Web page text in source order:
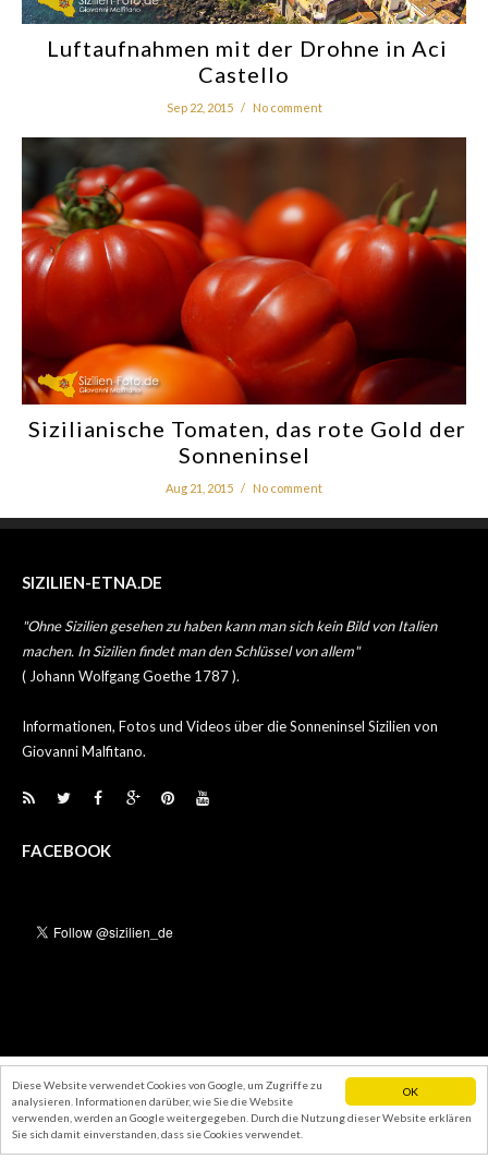
OK
Diese Website verwendet Cookies von Google, um Zugriffe zu
analysieren. Informationen darüber, wie Sie die Website
verwenden, werden an Google weitergegeben. Durch die Nutzung dieser Website erklären
Sie sich damit einverstanden, dass sie Cookies verwendet.
Luftaufnahmen mit der Drohne in Aci
Castello
Sep 22, 2015 / No comment
Sizilianische Tomaten, das rote Gold der
Sonneninsel
Aug 21, 2015 / No comment
SIZILIEN-ETNA.DE
"Ohne Sizilien gesehen zu haben kann man sich kein Bild von Italien
machen. In Sizilien findet man den Schlüssel von allem"
( Johann Wolfgang Goethe 1787 ).
Informationen, Fotos und Videos über die Sonneninsel Sizilien von
Giovanni Malfitano.
FACEBOOK